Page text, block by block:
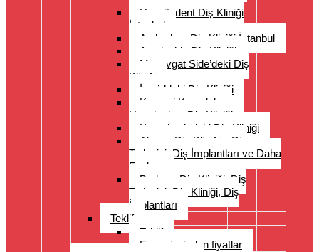
Hospitadent Diş Kliniği
İstanbul
Acıbadem Diş Kliniği İstanbul
Antalya’da Diş Kliniği
Manavgat Side’deki Diş
Kliniği
İzmir’deki Diş Kliniği
Kayseri Kapadokya
Hospitadent Diş Kliniği
Kuşadası’ndaki Diş Kliniği
Alanya Diş Kliniği – Diş
Tedavisi, Diş İmplantları ve Daha
Fazlası
Bodrum Diş Kliniği, Diş
Tedavisi, Diş Kliniği, Diş
İmplantları
Teklif
Teklif
Euro cinsinden fiyatlar